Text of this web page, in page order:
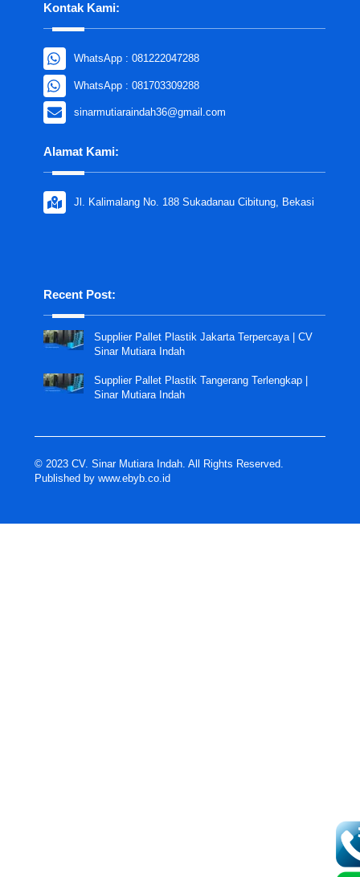
Kontak Kami:
WhatsApp : 081222047288
WhatsApp : 081703309288
sinarmutiaraindah36@gmail.com
Alamat Kami:
Jl. Kalimalang No. 188 Sukadanau Cibitung, Bekasi
Recent Post:
Supplier Pallet Plastik Jakarta Terpercaya | CV
Sinar Mutiara Indah
Supplier Pallet Plastik Tangerang Terlengkap |
Sinar Mutiara Indah
© 2023 CV. Sinar Mutiara Indah. All Rights Reserved.
Published by www.ebyb.co.id